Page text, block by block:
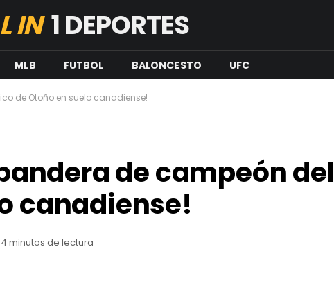
IN1 DEPORTES
MLB FUTBOL BALONCESTO UFC
de Otoño en suelo canadiense!
de campeón del
canadiense!
4 minutos de lectura